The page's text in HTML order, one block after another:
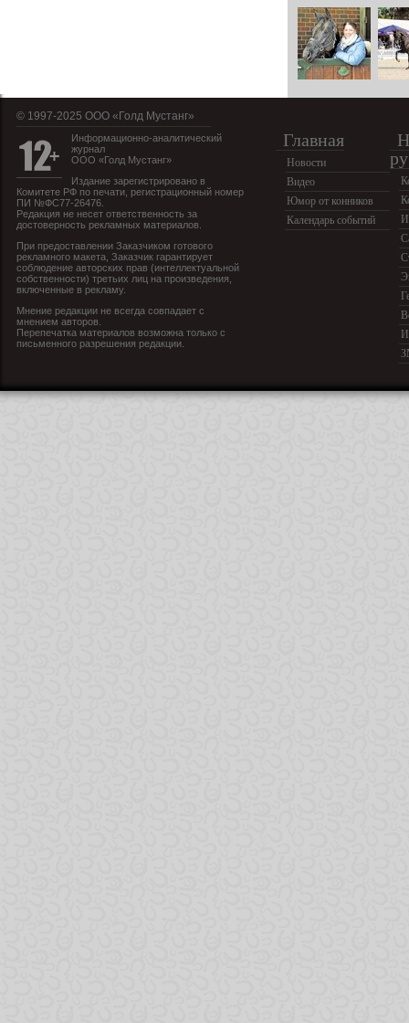
© 1997-2025 OOO «Голд Мустанг»
Информационно-аналитический
журнал
ООО «Голд Мустанг»
Издание зарегистрировано в
Комитете РФ по печати, регистрационный номер
ПИ №ФС77-26476.
Редакция не несет ответственность за
достоверность рекламных материалов.
При предоставлении Заказчиком готового
рекламного макета, Заказчик гарантирует
соблюдение авторских прав (интеллектуальной
собственности) третьих лиц на произведения,
включенные в рекламу.
Мнение редакции не всегда совпадает с
мнением авторов.
Перепечатка материалов возможна только с
письменного разрешения редакции.
Главная
Новости
Видео
Юмор от конников
Календарь событий